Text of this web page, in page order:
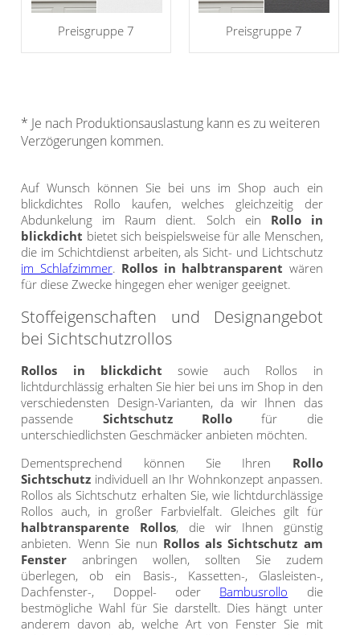
Preisgruppe 7 Preisgruppe 7
* Je nach Produktionsauslastung kann es zu weiteren
Verzögerungen kommen.
Auf Wunsch können Sie bei uns im Shop auch ein
blickdichtes Rollo kaufen, welches gleichzeitig der
Abdunkelung im Raum dient. Solch ein Rollo in
blickdicht bietet sich beispielsweise für alle Menschen,
die im Schichtdienst arbeiten, als Sicht- und Lichtschutz
im Schlafzimmer. Rollos in halbtransparent wären
für diese Zwecke hingegen eher weniger geeignet.
Stoffeigenschaften und Designangebot
bei Sichtschutzrollos
Rollos in blickdicht sowie auch Rollos in
lichtdurchlässig erhalten Sie hier bei uns im Shop in den
verschiedensten Design-Varianten, da wir Ihnen das
passende Sichtschutz Rollo für die
unterschiedlichsten Geschmäcker anbieten möchten.
Dementsprechend können Sie Ihren Rollo
Sichtschutz individuell an Ihr Wohnkonzept anpassen.
Rollos als Sichtschutz erhalten Sie, wie lichtdurchlässige
Rollos auch, in großer Farbvielfalt. Gleiches gilt für
halbtransparente Rollos, die wir Ihnen günstig
anbieten. Wenn Sie nun Rollos als Sichtschutz am
Fenster anbringen wollen, sollten Sie zudem
überlegen, ob ein Basis-, Kassetten-, Glasleisten-,
Dachfenster-, Doppel- oder Bambusrollo die
bestmögliche Wahl für Sie darstellt. Dies hängt unter
anderem davon ab, welche Art von Fenster Sie mit